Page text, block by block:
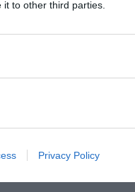
to other third parties.
Privacy Policy
à faire à Koh
à faire à